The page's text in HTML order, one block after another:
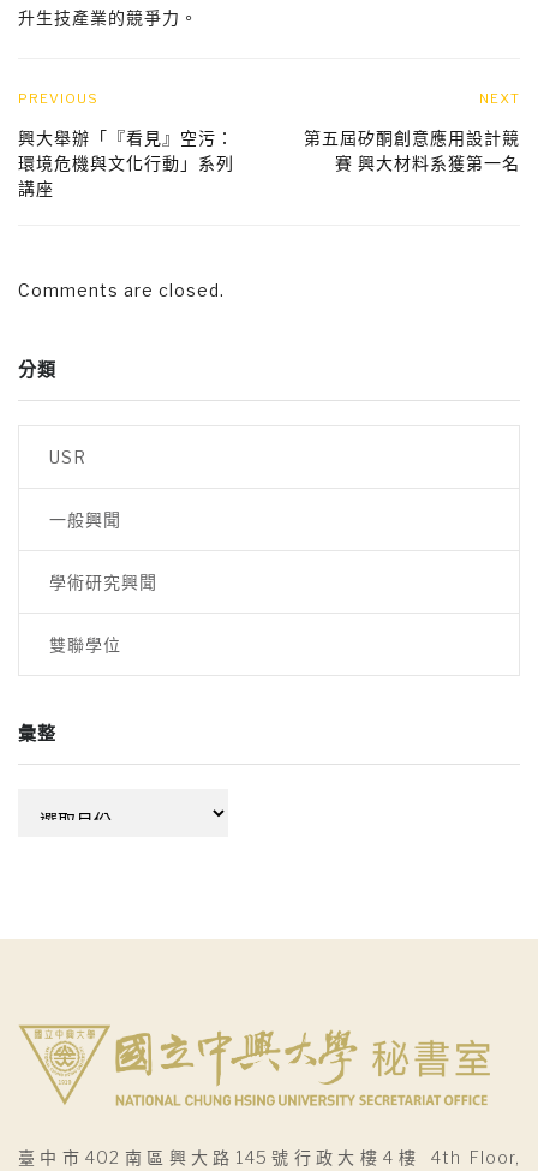
升生技產業的競爭力。
PREVIOUS
興大舉辦「『看見』空污：
環境危機與文化行動」系列
講座
NEXT
第五屆矽酮創意應用設計競
賽 興大材料系獲第一名
Comments are closed.
分類
USR
一般興聞
學術研究興聞
雙聯學位
彙整
臺中市402南區興大路145號行政大樓4樓 4th Floor,